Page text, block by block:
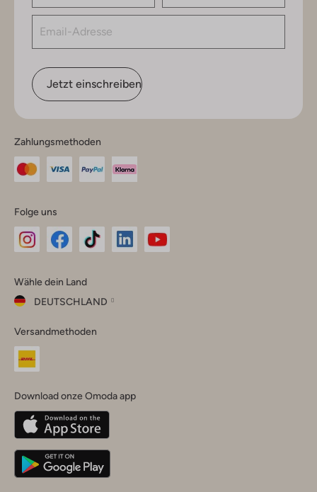
Jetzt einschreiben
Zahlungsmethoden
Folge uns
Instagram
Facebook
TikTok
Wähle dein Land
DEUTSCHLAND
dein
Land
Belgique(Français)
Deutschland
Versandmethoden
Download onze Omoda app